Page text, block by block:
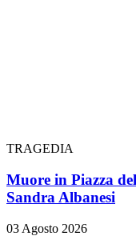
TRAGEDIA
Muore in Piazza
Sandra Albanesi
03 Agosto 2026